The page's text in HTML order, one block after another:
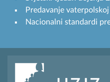
Predavanje
Nacionalni standardi